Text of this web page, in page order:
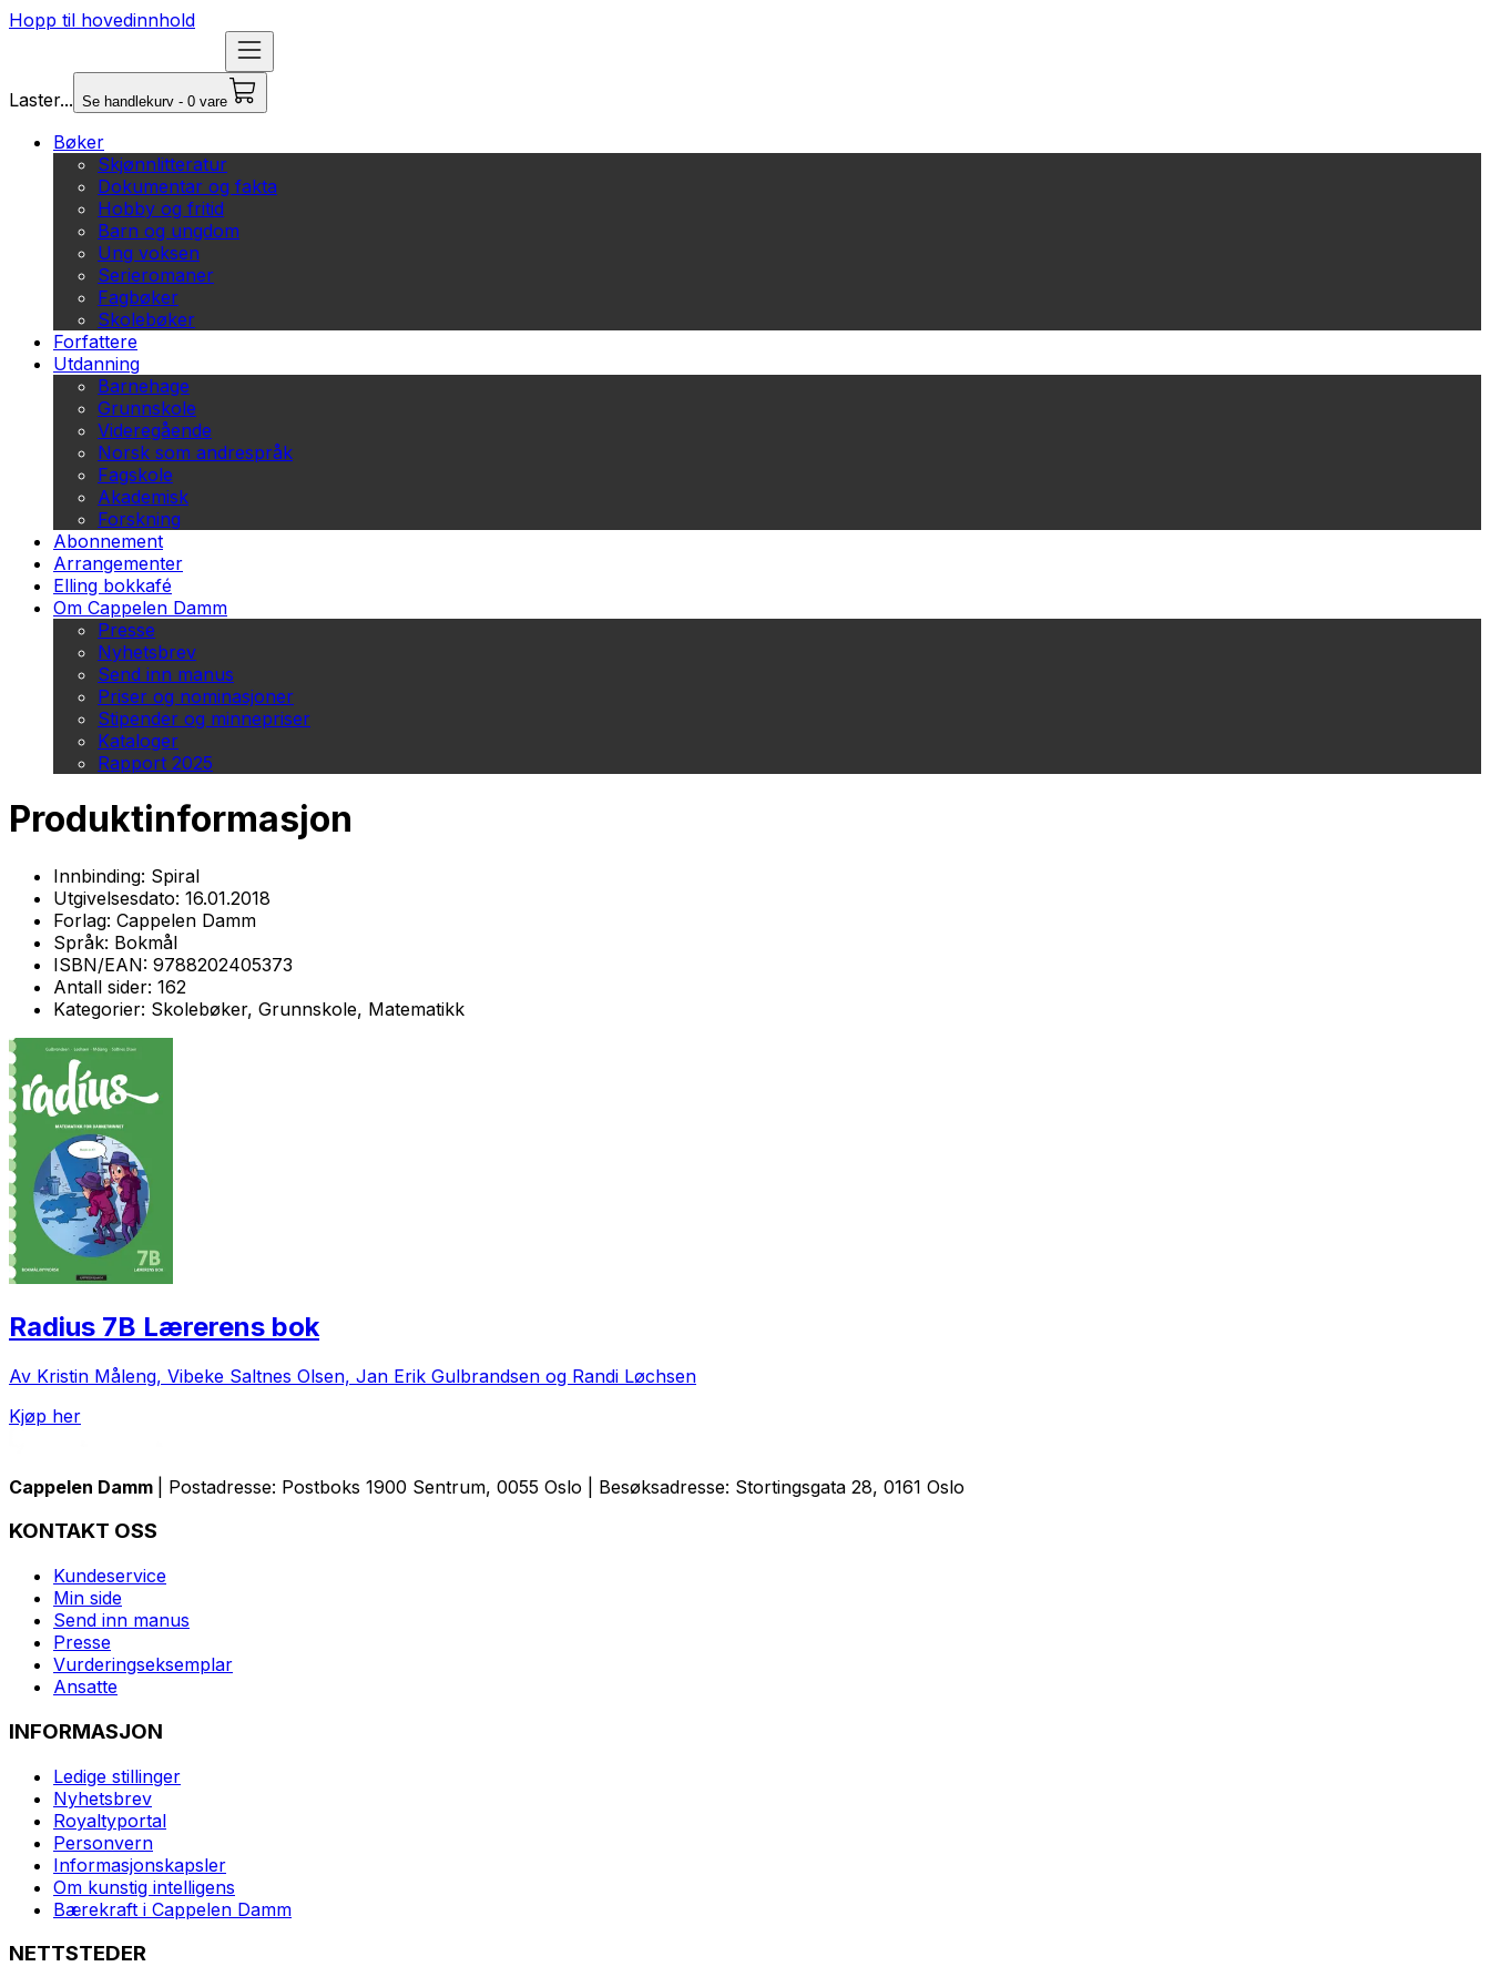
Hopp til hovedinnhold
Laster... Se handlekurv - 0 vare
Bøker
Skjønnlitteratur
Dokumentar og fakta
Hobby og fritid
Barn og ungdom
Ung voksen
Serieromaner
Fagbøker
Skolebøker
Forfattere
Utdanning
Barnehage
Grunnskole
Videregående
Norsk som andrespråk
Fagskole
Akademisk
Forskning
Abonnement
Arrangementer
Elling bokkafé
Om Cappelen Damm
Presse
Nyhetsbrev
Send inn manus
Priser og nominasjoner
Stipender og minnepriser
Kataloger
Rapport 2025
Produktinformasjon
Innbinding: Spiral
Utgivelsesdato: 16.01.2018
Forlag: Cappelen Damm
Språk: Bokmål
ISBN/EAN: 9788202405373
Antall sider: 162
Kategorier: Skolebøker, Grunnskole, Matematikk
Radius 7B Lærerens bok
Av Kristin Måleng, Vibeke Saltnes Olsen, Jan Erik Gulbrandsen og Randi Løchsen
Kjøp her
Cappelen Damm | Postadresse: Postboks 1900 Sentrum, 0055 Oslo | Besøksadresse: Stortingsgata 28, 0161 Oslo
KONTAKT OSS
Kundeservice
Min side
Send inn manus
Presse
Vurderingseksemplar
Ansatte
INFORMASJON
Ledige stillinger
Nyhetsbrev
Royaltyportal
Personvern
Informasjonskapsler
Om kunstig intelligens
Bærekraft i Cappelen Damm
NETTSTEDER